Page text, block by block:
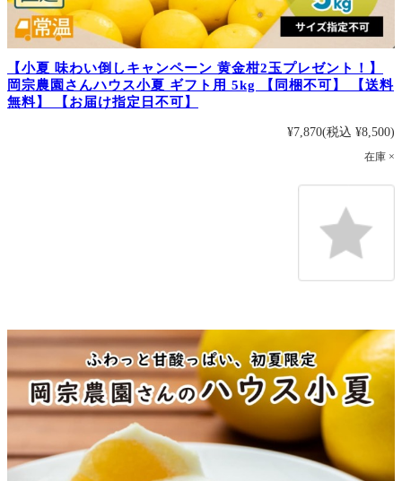
【小夏 味わい倒しキャンペーン 黄金柑2玉プレゼント！】
岡宗農園さんハウス小夏 ギフト用 5kg 【同梱不可】 【送料
無料】 【お届け指定日不可】
¥7,870(税込 ¥8,500)
在庫 ×